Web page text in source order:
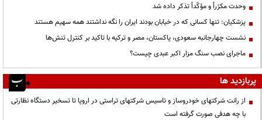
وحدت مکرّراً و مؤکّداً تذکر داده شد
پزشکیان: تنها کسانی که در خیابان بودند ایران را نگه نداشتند همه سهیم هستند
نشست چهارجانبه سعودی، پاکستان، مصر و ترکیه با تاکید بر کنترل تنش‌ها
ماجرای نصب سنگ مزار اکبر عبدی چیست؟
پربازدید ها
از رانت‌ شرکتهای خودروساز و تاسیس شرکتهای تراستی در اروپا تا تسخیر دستگاه نظارتی
با چه هدفی صورت گرفته است